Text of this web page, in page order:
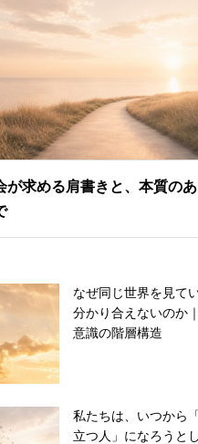
が求める肩書きと、本質の
なぜ同じ世界を見て
分かり合えないのか
意識の階層構造
私たちは、いつから
立つ人」になろうと